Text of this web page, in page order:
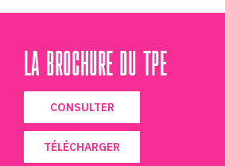
LA BROCHURE DU TPE
CONSULTER
TÉLÉCHARGER